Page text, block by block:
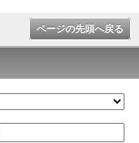
ページの先頭へ戻る